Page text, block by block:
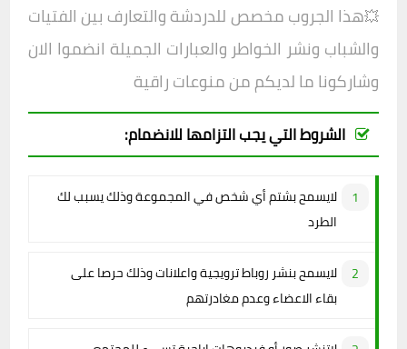
💥هذا الجروب مخصص للدردشة والتعارف بين الفتيات
والشباب ونشر الخواطر والعبارات الجميلة انضموا الان
وشاركونا ما لديكم من منوعات راقية
الشروط التي يجب التزامها للانضمام:
لايسمح بشتم أي شخص في المجموعة وذلك يسبب لك
الطرد
لايسمح بنشر روباط ترويجية واعلانات وذلك حرصا على
بقاء الاعضاء وعدم مغادرتهم